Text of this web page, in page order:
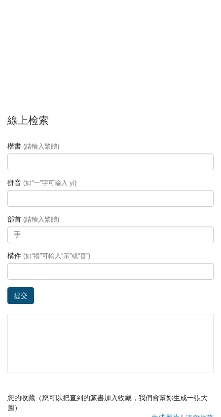
線上检索
楷書 (請輸入繁體)
拼音 (如“一”字可輸入 yi)
部首 (請輸入繁體)
構件 (如“禧”可輸入“示”或“喜”)
提交
您的收藏（您可以把查到的篆書加入收藏，我們會幫妳生成一張大
圖）